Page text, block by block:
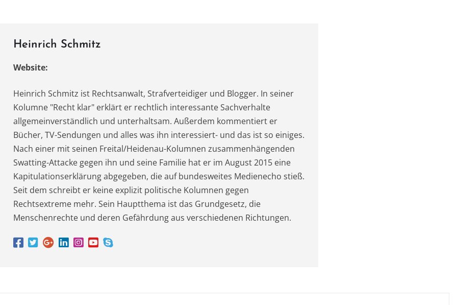
r a
m
Heinrich Schmitz
Website:
Heinrich Schmitz ist Rechtsanwalt, Strafverteidiger und Blogger. In seiner
Kolumne "Recht klar" erklärt er rechtlich interessante Sachverhalte
allgemeinverständlich und unterhaltsam. Außerdem kommentiert er
Bücher, TV-Sendungen und alles was ihn interessiert- und das ist so einiges.
Nach einer mit seinen Freital/Heidenau-Kolumnen zusammenhängenden
Swatting-Attacke gegen ihn und seine Familie hat er im August 2015 eine
Kapitulationserklärung abgegeben, die auf bundesweites Medienecho stieß.
Seit dem schreibt er keine explizit politische Kolumnen gegen
Rechtsextreme mehr. Sein Hauptthema ist das Grundgesetz, die
Menschenrechte und deren Gefährdung aus verschiedenen Richtungen.